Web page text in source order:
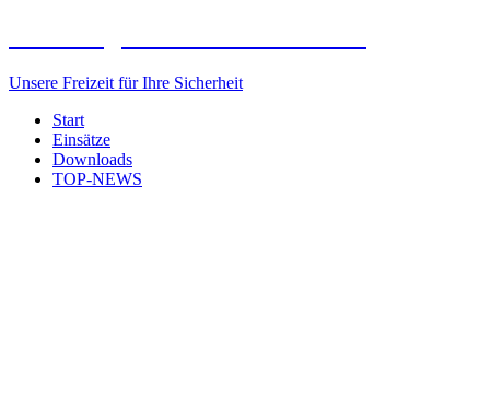
Unsere Freizeit für Ihre Sicherheit
Start
Einsätze
Downloads
TOP-NEWS